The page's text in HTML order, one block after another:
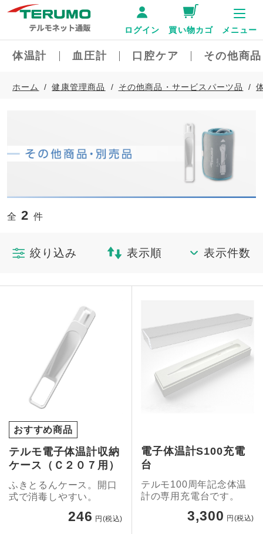
体温計 血圧計 口腔ケア その他商
ログイン 買い物カゴ メニュー
ホーム 健康管理商品 その他商品・サービスパーツ品
全 2 件
絞り込み 表示順 表示件数
おすすめ商品
テルモ電子体温計収納
ケース（Ｃ２０７用）
ふきとるんケース。開口
式で消毒しやすい。
246 円(税込)
電子体温計S100充電
台
テルモ100周年記念体温
計の専用充電台です。
3,300 円(税込)